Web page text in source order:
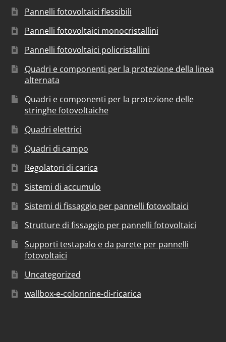
Pannelli fotovoltaici flessibili
Pannelli fotovoltaici monocristallini
Pannelli fotovoltaici policristallini
Quadri e componenti per la protezione della linea
alternata
Quadri e componenti per la protezione delle
stringhe fotovoltaiche
Quadri elettrici
Quadri di campo
Regolatori di carica
Sistemi di accumulo
Sistemi di fissaggio per pannelli fotovoltaici
Strutture di fissaggio per pannelli fotovoltaici
Supporti testapalo e da parete per pannelli
fotovoltaici
Uncategorized
wallbox-e-colonnine-di-ricarica